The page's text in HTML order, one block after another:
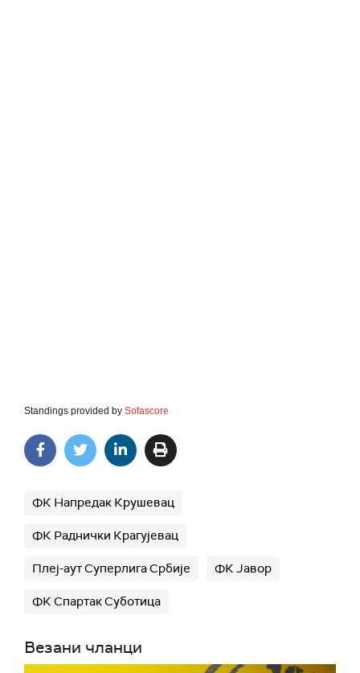
Standings provided by Sofascore
ФК Напредак Крушевац
ФК Раднички Крагујевац
Плеј-аут Суперлига Србије ФК Јавор
ФК Спартак Суботица
Везани чланци